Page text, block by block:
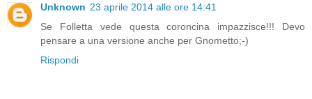
Unknown 23 aprile 2014 alle ore 14:41
Se Folletta vede questa coroncina impazzisce!!! Devo
pensare a una versione anche per Gnometto;-)
Rispondi